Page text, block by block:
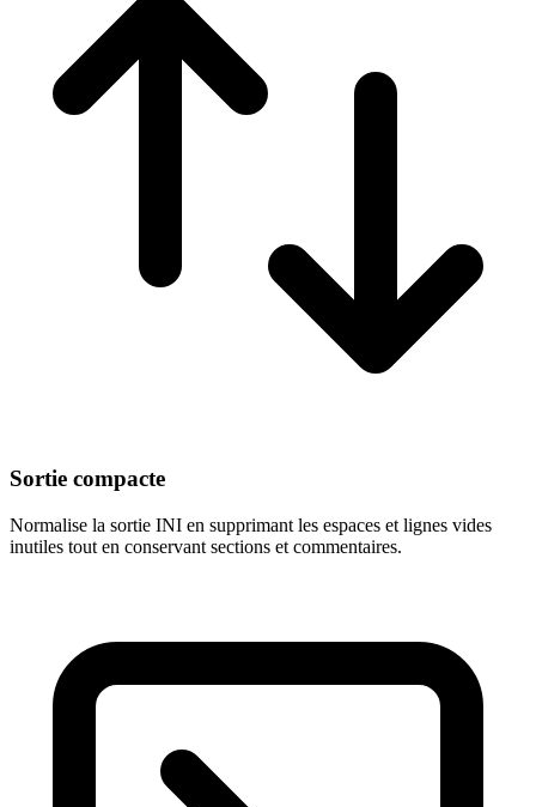
Sortie compacte
Normalise la sortie INI en supprimant les espaces et lignes vides
inutiles tout en conservant sections et commentaires.